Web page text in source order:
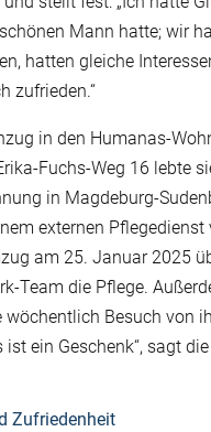
Mann hatte; wir
hatten gleiche
zufrieden.“
in den Humanas-
Fuchs-Weg 16 lebte
in Magdeburg-
externen Pflegedienst
am 25. Januar 2025
Team die Pflege.
wöchentlich Besuch von
ist ein Geschenk“, sagt
Zufriedenheit